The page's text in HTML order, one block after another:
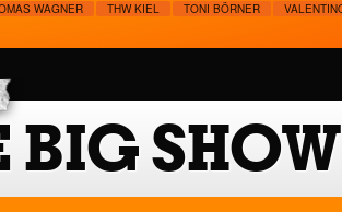
WAGNER THW KIEL TONI BÖRNER
BIG